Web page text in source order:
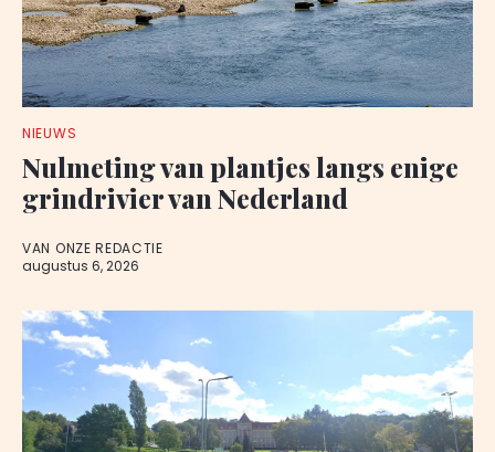
NIEUWS
Nulmeting van plantjes langs enige
grindrivier van Nederland
VAN ONZE REDACTIE
augustus 6, 2026